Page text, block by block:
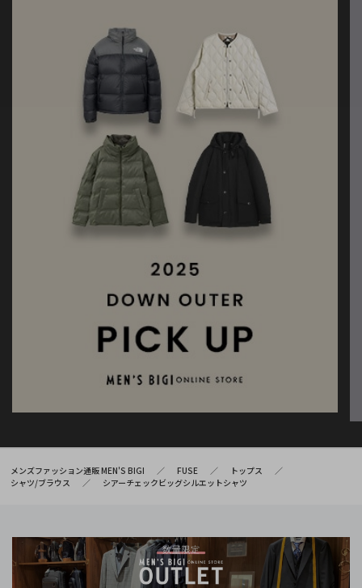
メンズファッション通販 MEN'S BIGI FUSE
トップス
シャツ/ブラウス
シアーチェックビッグシルエットシャツ